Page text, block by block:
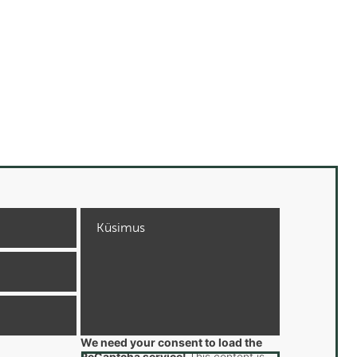
We need your consent to load the